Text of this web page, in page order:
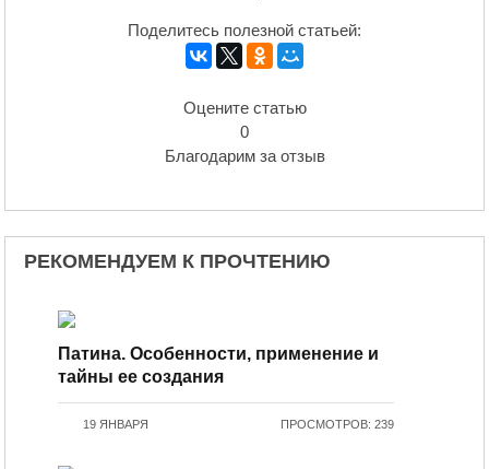
Поделитесь полезной статьей:
Оцените статью
0
Благодарим за отзыв
РЕКОМЕНДУЕМ К ПРОЧТЕНИЮ
Патина. Особенности, применение и
тайны ее создания
19 ЯНВАРЯ ПРОСМОТРОВ: 239